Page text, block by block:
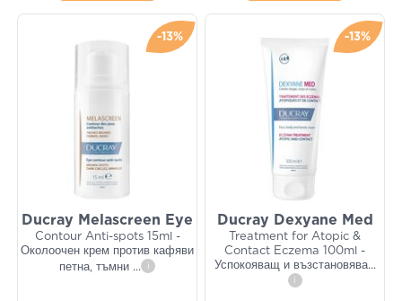
-13%
Ducray Melascreen Eye
Contour Anti-spots 15ml -
Околоочен крем против кафяви
петна, тъмни ... i
-13%
Ducray Dexyane Med
Treatment for Atopic &
Contact Eczema 100ml -
Успокояващ и възстановява...
i